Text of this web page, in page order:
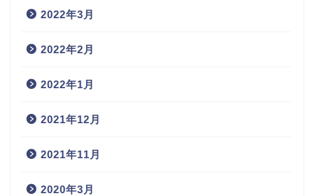
2022年3月
2022年2月
2022年1月
2021年12月
2021年11月
2020年3月